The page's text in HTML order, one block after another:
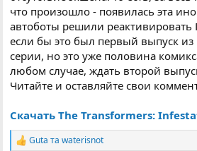
что произошло - появилась эта
автоботы решили
если бы это был первый выпуск
серии, но это уже половина
любом случае, ждать второй
Читайте и оставляйте свои
Скачать The Transformers:
Р
Guta таwaterisnot